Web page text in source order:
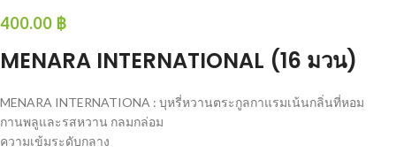
400.00 ฿
MENARA INTERNATIONAL (16 มวน)
MENARA INTERNATIONA : บุหรี่หวานตระกูลกาแรมเน้นกลิ่นที่หอม
กานพลูและรสหวาน กลมกล่อม
ความเข้มระดับกลาง